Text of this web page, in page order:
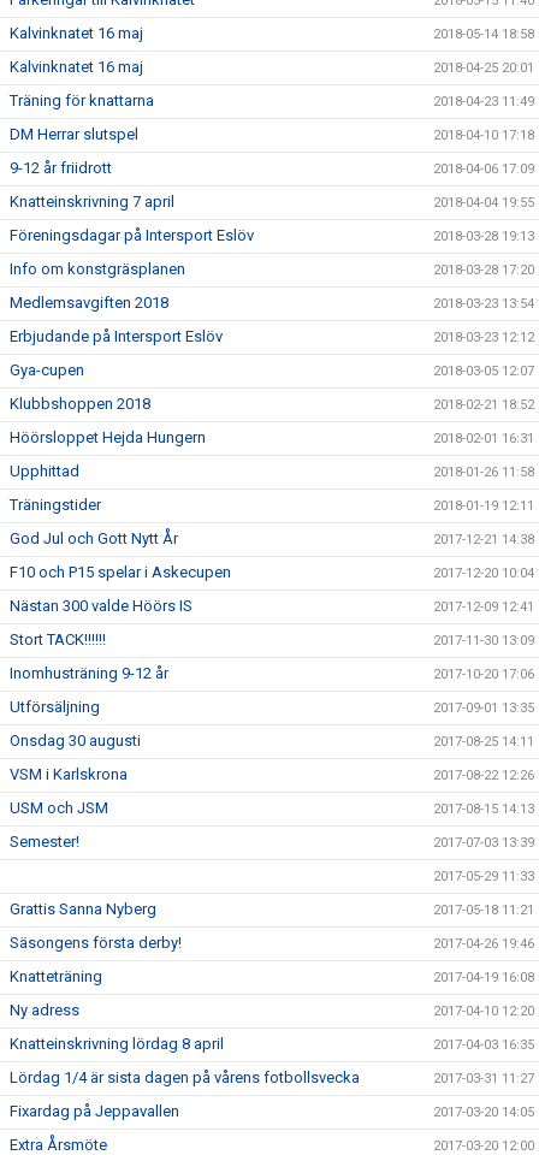
Kalvinknatet 16 maj 2018-05-14 18:58
Kalvinknatet 16 maj 2018-04-25 20:01
Träning för knattarna 2018-04-23 11:49
DM Herrar slutspel 2018-04-10 17:18
9-12 år friidrott 2018-04-06 17:09
Knatteinskrivning 7 april 2018-04-04 19:55
Föreningsdagar på Intersport Eslöv 2018-03-28 19:13
Info om konstgräsplanen 2018-03-28 17:20
Medlemsavgiften 2018 2018-03-23 13:54
Erbjudande på Intersport Eslöv 2018-03-23 12:12
Gya-cupen 2018-03-05 12:07
Klubbshoppen 2018 2018-02-21 18:52
Höörsloppet Hejda Hungern 2018-02-01 16:31
Upphittad 2018-01-26 11:58
Träningstider 2018-01-19 12:11
God Jul och Gott Nytt År 2017-12-21 14:38
F10 och P15 spelar i Askecupen 2017-12-20 10:04
Nästan 300 valde Höörs IS 2017-12-09 12:41
Stort TACK!!!!!! 2017-11-30 13:09
Inomhusträning 9-12 år 2017-10-20 17:06
Utförsäljning 2017-09-01 13:35
Onsdag 30 augusti 2017-08-25 14:11
VSM i Karlskrona 2017-08-22 12:26
USM och JSM 2017-08-15 14:13
Semester! 2017-07-03 13:39
2017-05-29 11:33
Grattis Sanna Nyberg 2017-05-18 11:21
Säsongens första derby! 2017-04-26 19:46
Knatteträning 2017-04-19 16:08
Ny adress 2017-04-10 12:20
Knatteinskrivning lördag 8 april 2017-04-03 16:35
Lördag 1/4 är sista dagen på vårens fotbollsvecka 2017-03-31 11:27
Fixardag på Jeppavallen 2017-03-20 14:05
Extra Årsmöte 2017-03-20 12:00